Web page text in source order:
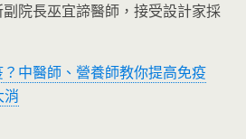
院長巫宜諦醫師，接受設計家採
中醫師、營養師教你提高免疫
消